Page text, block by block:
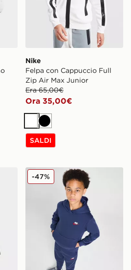
Nike
Felpa con Cappuccio Full
Zip Air Max Junior
Era 65,00€
Ora 35,00€
Bianco
Nero
SALDI
Nike Felpa con
-47%